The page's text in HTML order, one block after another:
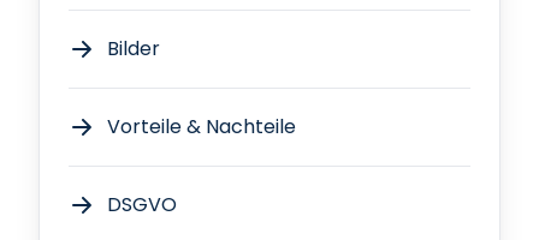
Bilder
Vorteile & Nachteile
DSGVO